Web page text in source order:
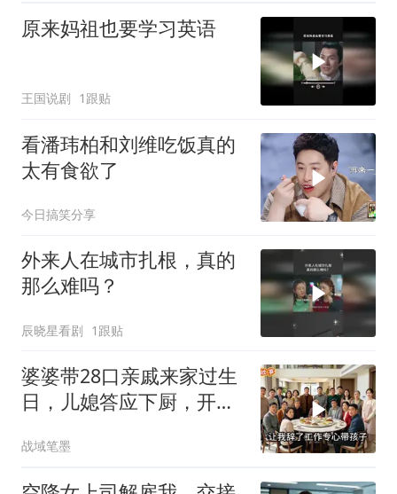
原来妈祖也要学习英语
王国说剧 1跟贴
看潘玮柏和刘维吃饭真的
太有食欲了
今日搞笑分享
外来人在城市扎根，真的
那么难吗？
辰晓星看剧 1跟贴
婆婆带28口亲戚来家过生
日，儿媳答应下厨，开饭
战域笔墨